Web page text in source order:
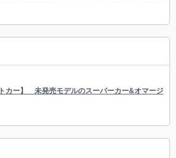
トカー】 未発売モデルのスーパーカー&オマージ